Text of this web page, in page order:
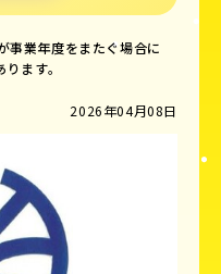
事業年度をまたぐ場合に
ます。
2026年04月08日